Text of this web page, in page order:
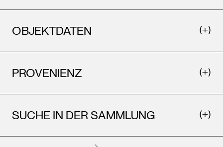
OBJEKTDATEN
PROVENIENZ
SUCHE IN DER SAMMLUNG